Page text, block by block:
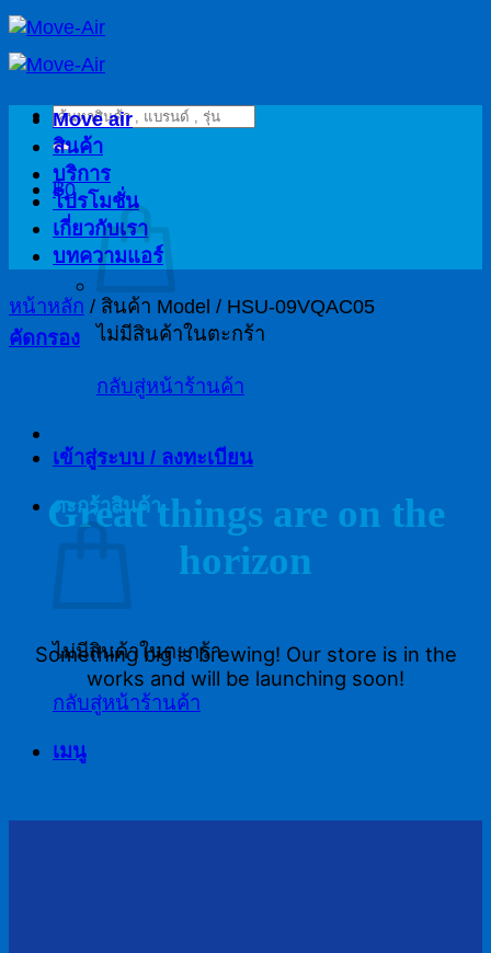
ข้าม
ไป
เนื้อหาค้นหา:
฿0
ไม่มีสินค้าในตะกร้า
กลับสู่หน้าร้านค้า
เข้าสู่ระบบ / ลงทะเบียน
ตะกร้าสินค้า
ไม่มีสินค้าในตะกร้า
กลับสู่หน้าร้านค้า
เมนู
Move air
สินค้า
บริการ
โปรโมชั่น
เกี่ยวกับเรา
บทความแอร์
หน้าหลัก / สินค้า Model / HSU-09VQAC05
คัดกรอง
Great things are on the
horizon
Something big is brewing! Our store is in the
works and will be launching soon!